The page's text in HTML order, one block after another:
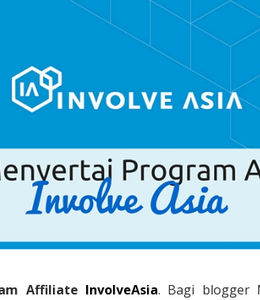
Affiliate InvolveAsia. Bagi blogger